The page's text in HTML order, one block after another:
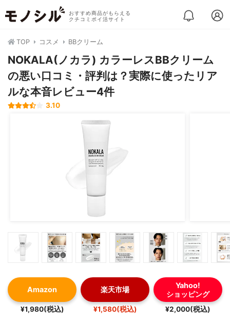
おすすめ商品がもらえる
クチコミポイ活サイト
TOP コスメ BBクリーム
NOKALA(ノカラ) カラーレスBBクリーム
の悪い口コミ・評判は？実際に使ったリア
ルな本音レビュー4件
3.10
Amazon
¥1,980(税込)
楽天市場
¥1,580(税込)
Yahoo!
ショッピング
¥2,000(税込)